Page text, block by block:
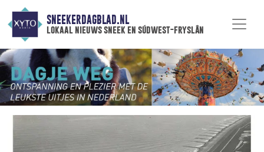
SNEEKERDAGBLAD.NL
lokaal nieuws sneek en súdwest-fryslân